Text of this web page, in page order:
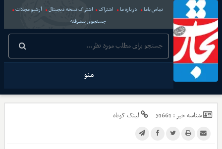
تماس باما درباره ما اشتراک اشتراک نسخه دیجیتال
آرشیو مجلات
جستجوی پیشرفته
منو
شناسه خبر :51661 لینک کوتاه